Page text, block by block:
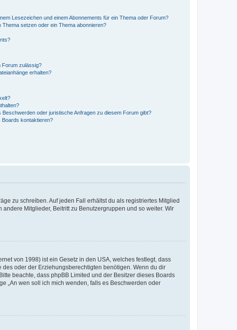
Lesezeichen und einem Abonnements für ein Thema oder Forum?
setzen oder ein Thema abonnieren?
Forum zulässig?
erhalten?
Beschwerden oder juristische Anfragen zu diesem Forum gibt?
Boards kontaktieren?
zu schreiben. Auf jeden Fall erhältst du als registriertes Mitglied
Mitglieder, Beitritt zu Benutzergruppen und so weiter. Wir
von 1998) ist ein Gesetz in den USA, welches festlegt, dass
oder der Erziehungsberechtigten benötigen. Wenn du dir
beachte, dass phpBB Limited und der Besitzer dieses Boards
„An wen soll ich mich wenden, falls es Beschwerden oder